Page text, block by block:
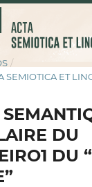
/
SEMIOTICA ET
DU
DU